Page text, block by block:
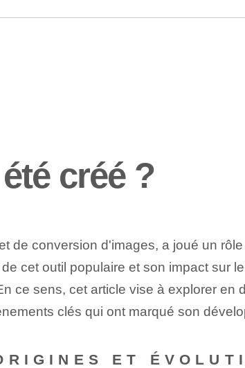
créé ?
de conversion d'images, a joué un
cet outil populaire et son impact sur
ce sens, cet article vise à explorer en
clés qui ont marqué son
ET